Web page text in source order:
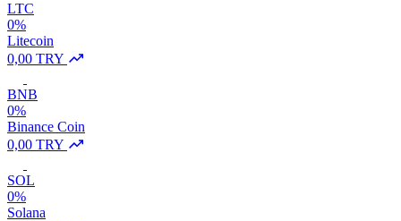
LTC
0%
Litecoin
0,00 TRY
BNB
0%
Binance Coin
0,00 TRY
SOL
0%
Solana